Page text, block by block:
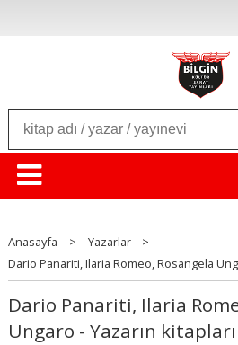
Anasayfa > Yazarlar
>
Dario Panariti, Ilaria Romeo, Rosangela
Dario Panariti, Ilaria
Ungaro - Yazarın kitapları